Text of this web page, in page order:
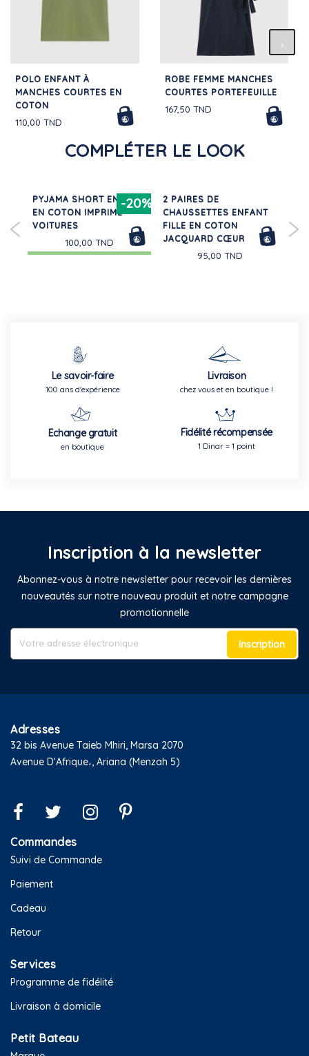
POLO ENFANT À
MANCHES COURTES EN
COTON
110,00 TND
ROBE FEMME MANCHES
COURTES PORTEFEUILLE
167,50 TND
COMPLÉTER LE LOOK
-20%
PYJAMA SHORT ENFANT
EN COTON IMPRIMÉ
VOITURES
100,00 TND
2 PAIRES DE
CHAUSSETTES ENFANT
FILLE EN COTON
JACQUARD CŒUR
95,00 TND
DE
Le savoir-faire
100 ans d'expérience
Livraison
chez vous et en boutique !
Echange gratuit
en boutique
Fidélité récompensée
1 Dinar = 1 point
Inscription à la newsletter
Abonnez-vous à notre newsletter pour recevoir les dernières
nouveautés sur notre nouveau produit et notre campagne
promotionnelle
Inscription
Adresses
32 bis Avenue Taieb Mhiri, Marsa 2070
Avenue D'Afrique،, Ariana (Menzah 5)
Commandes
Suivi de Commande
Paiement
Cadeau
Retour
Services
Programme de fidélité
Livraison à domicile
Petit Bateau